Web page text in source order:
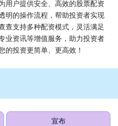
用户提供安全、高效的股票配资
明的操作流程，帮助投资者实现
查支持多种配资模式，灵活满足
业资讯等增值服务，助力投资者
的投资更简单、更高效！
宣布